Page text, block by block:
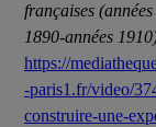
françaises (années
1890-années
https://
-paris1.fr/video/
construire-une-